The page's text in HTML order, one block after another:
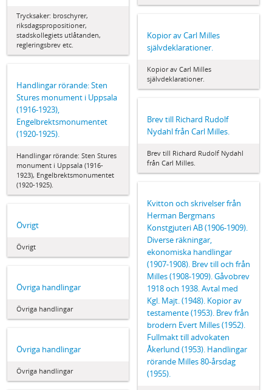
Trycksaker: broschyrer,
riksdagspropositioner,
stadskollegiets utlåtanden,
regleringsbrev etc.
Kopior av Carl Milles
självdeklarationer.
Kopior av Carl Milles
självdeklarationer.
Handlingar rörande: Sten
Stures monument i Uppsala
(1916-1923),
Engelbrektsmonumentet
(1920-1925).
Handlingar rörande: Sten Stures
monument i Uppsala (1916-
1923), Engelbrektsmonumentet
(1920-1925).
Brev till Richard Rudolf
Nydahl från Carl Milles.
Brev till Richard Rudolf Nydahl
från Carl Milles.
Kvitton och skrivelser från
Herman Bergmans
Konstgjuteri AB (1906-1909).
Diverse räkningar,
ekonomiska handlingar
(1907-1908). Brev till och från
Milles (1908-1909). Gåvobrev
1918 och 1938. Avtal med
Kgl. Majt. (1948). Kopior av
testamente (1953). Brev från
brodern Evert Milles (1952).
Fullmakt till advokaten
Åkerlund (1953). Handlingar
rörande Milles 80-årsdag
(1955).
Övrigt
Övrigt
Övriga handlingar
Övriga handlingar
Övriga handlingar
Övriga handlingar